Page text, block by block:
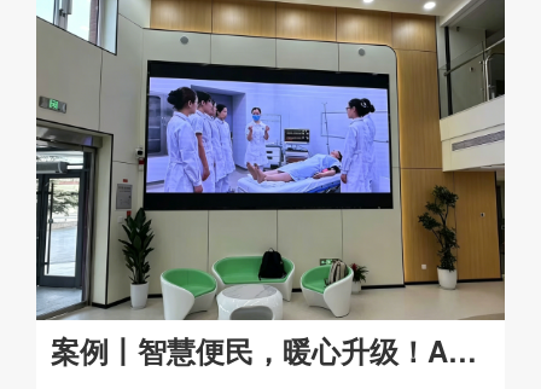
案例丨智慧便民，暖心升级！AOC